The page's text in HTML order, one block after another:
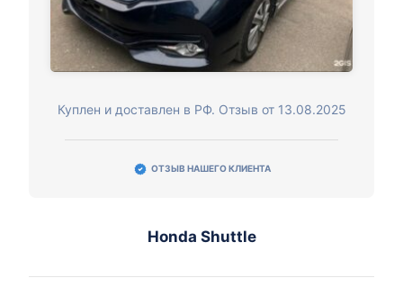
Куплен и доставлен в РФ. Отзыв от 13.08.2025
ОТЗЫВ НАШЕГО КЛИЕНТА
Honda Shuttle